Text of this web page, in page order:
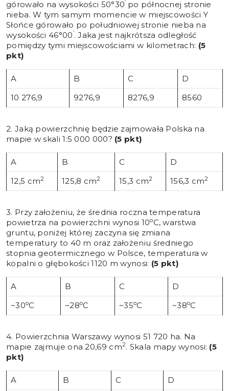
górowało na wysokości 50°30’ po północnej stronie
nieba. W tym samym momencie w miejscowości Y
Słońce górowało po południowej stronie nieba na
wysokości 46°00’. Jaka jest najkrótsza odległość
pomiędzy tymi miejscowościami w kilometrach: (5
pkt)
A B C
D
10 276,9
9276,9 8276,9 8560
2. Jaką powierzchnię będzie zajmowała Polska na
mapie w skali 1:5 000 000? (5 pkt)
A B C
D
12,5 cm2 125,8 cm2 15,3 cm2 156,3 cm2
3. Przy założeniu, że średnia roczna temperatura
powietrza na powierzchni wynosi 10oC, warstwa
gruntu, poniżej której zaczyna się zmiana
temperatury to 40 m oraz założeniu średniego
stopnia geotermicznego w Polsce, temperatura w
kopalni o głębokości 1120 m wynosi: (5 pkt)
A B C
D
~30oC ~28oC ~35oC ~38oC
4. Powierzchnia Warszawy wynosi 51 720 ha. Na
mapie zajmuje ona 20,69 cm2. Skala mapy wynosi: (5
pkt)
A B C
D